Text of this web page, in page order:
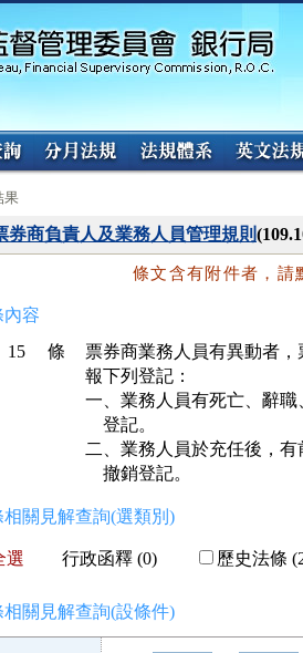
果
券商負責人及業務人員管理規則
條文含有附件者，請
內容
15 條
票券商業務人員有異動者
報下列登記：
一、業務人員有死亡、辭
    登記。
二、業務人員於充任後，
    撤銷登記。
相關見解查詢(選類別)
選 行政函釋 (0) 歷史法條
相關見解查詢(設條件)